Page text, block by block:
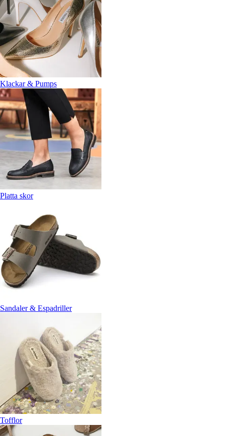
Klackar & Pumps
Platta skor
Sandaler & Espadriller
Tofflor